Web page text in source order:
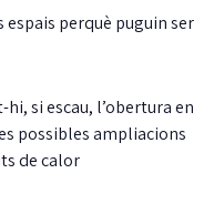
perquè puguin ser
si escau, l’obertura en
possibles ampliacions
de calor